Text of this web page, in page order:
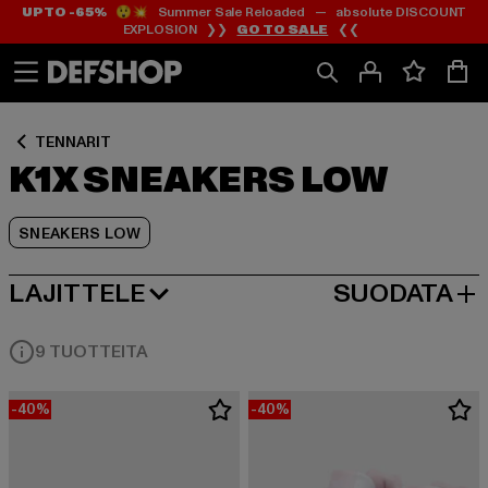
Siirry
Sisältö
Siirry
Footer
UP TO -65%😲💥 Summer Sale Reloaded — absolute DISCOUNT
EXPLOSION ❯❯ GO TO SALE ❮❮
TENNARIT
K1X SNEAKERS LOW
SNEAKERS LOW
Siirry
Tuoteruudukko
LAJITTELE
SUOSITUIMMAT SUODATA
9 TUOTTEITA
-40% -40%